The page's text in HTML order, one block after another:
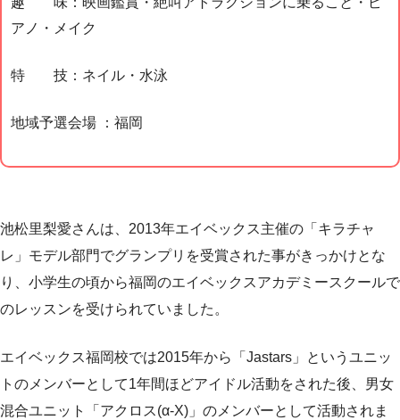
アノ・メイク
特 技：ネイル・水泳
地域予選会場 ：福岡
池松里梨愛さんは、2013年エイベックス主催の「キラチャ
レ」モデル部門でグランプリを受賞された事がきっかけとな
り、小学生の頃から福岡のエイベックスアカデミースクールで
のレッスンを受けられていました。
エイベックス福岡校では2015年から「Jastars」というユニッ
トのメンバーとして1年間ほどアイドル活動をされた後、男女
混合ユニット「アクロス(α-X)」のメンバーとして活動されま